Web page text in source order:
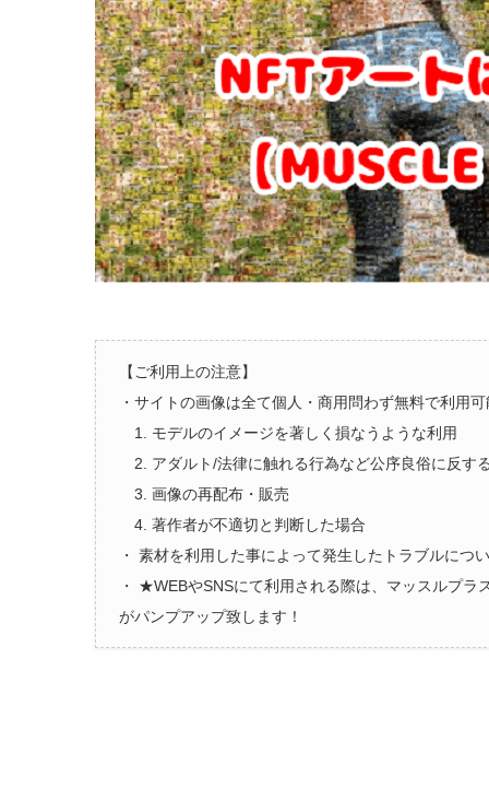
【ご利用上の注意】
・サイトの画像は全て個人・商用問わず無料で利用
1. モデルのイメージを著しく損なうような利用
2. アダルト/法律に触れる行為など公序良俗に反す
3. 画像の再配布・販売
4. 著作者が不適切と判断した場合
・ 素材を利用した事によって発生したトラブルにつ
・ ★WEBやSNSにて利用される際は、マッスルプ
がパンプアップ致します！